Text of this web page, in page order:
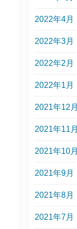
2022年4月
2022年3月
2022年2月
2022年1月
2021年12月
2021年11月
2021年10月
2021年9月
2021年8月
2021年7月